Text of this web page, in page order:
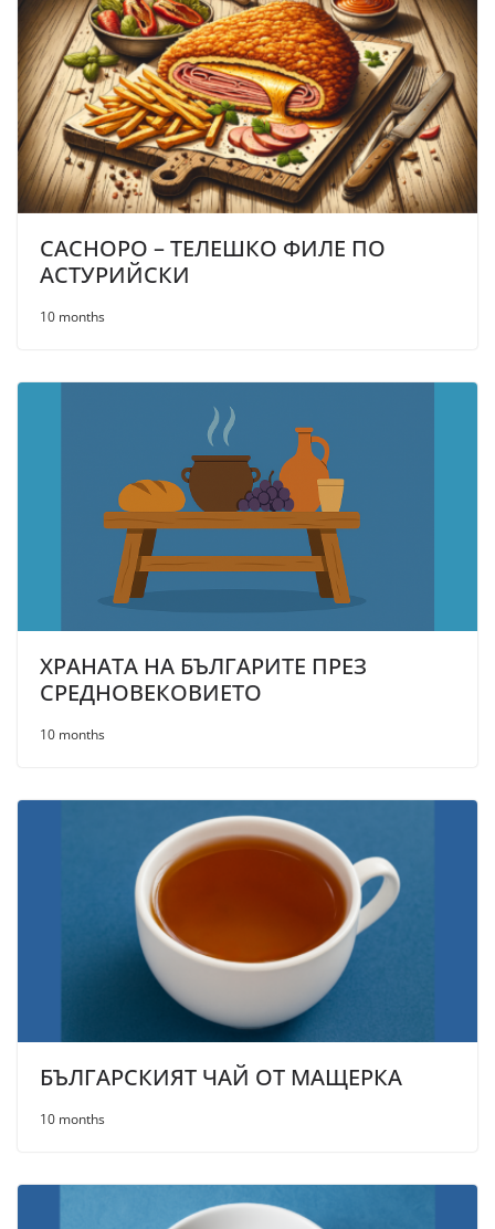
CACHOPO – ТЕЛЕШКО ФИЛЕ ПО
АСТУРИЙСКИ
10 months
ХРАНАТА НА БЪЛГАРИТЕ ПРЕЗ
СРЕДНОВЕКОВИЕТО
10 months
БЪЛГАРСКИЯТ ЧАЙ ОТ МАЩЕРКА
10 months